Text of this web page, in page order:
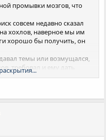
промывки мозгов, что
совсем недавно сказал
хохлов, наверное мы им
хорошо бы получить, он
темы или возмущался,
требовал и ему дать